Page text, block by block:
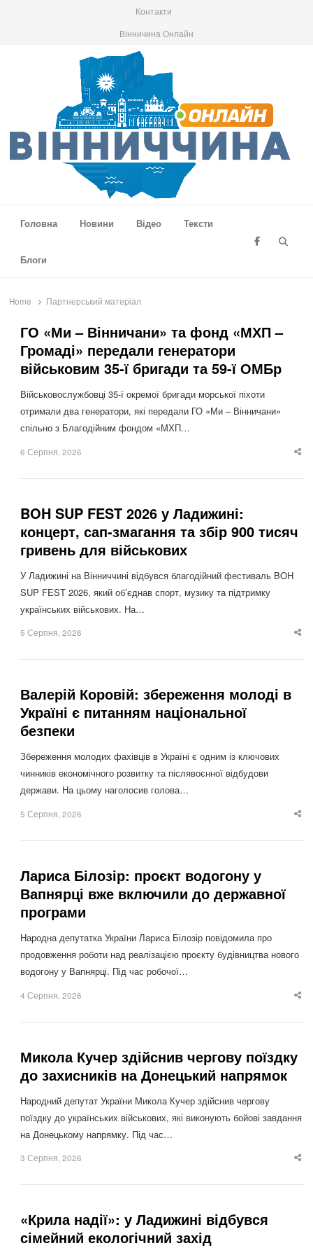
Контакти
Вінничина Онлайн
Головна
Новини Відео Тексти
Блоги
Home Партнерський матеріал
ГО «Ми – Вінничани» та фонд «МХП –
Громаді» передали генератори
військовим 35-ї бригади та 59-ї ОМБр
Військовослужбовці 35-ї окремої бригади морської піхоти
отримали два генератори, які передали ГО «Ми – Вінничани»
спільно з Благодійним фондом «МХП…
6 Серпня, 2026
BOH SUP FEST 2026 у Ладижині:
концерт, сап-змагання та збір 900 тисяч
гривень для військових
У Ладижині на Вінниччині відбувся благодійний фестиваль BOH
SUP FEST 2026, який об’єднав спорт, музику та підтримку
українських військових. На…
5 Серпня, 2026
Валерій Коровій: збереження молоді в
Україні є питанням національної
безпеки
Збереження молодих фахівців в Україні є одним із ключових
чинників економічного розвитку та післявоєнної відбудови
держави. На цьому наголосив голова…
5 Серпня, 2026
Лариса Білозір: проєкт водогону у
Вапнярці вже включили до державної
програми
Народна депутатка України Лариса Білозір повідомила про
продовження роботи над реалізацією проєкту будівництва нового
водогону у Вапнярці. Під час робочої…
4 Серпня, 2026
Микола Кучер здійснив чергову поїздку
до захисників на Донецький напрямок
Народний депутат України Микола Кучер здійснив чергову
поїздку до українських військових, які виконують бойові завдання
на Донецькому напрямку. Під час…
3 Серпня, 2026
«Крила надії»: у Ладижині відбувся
сімейний екологічний захід